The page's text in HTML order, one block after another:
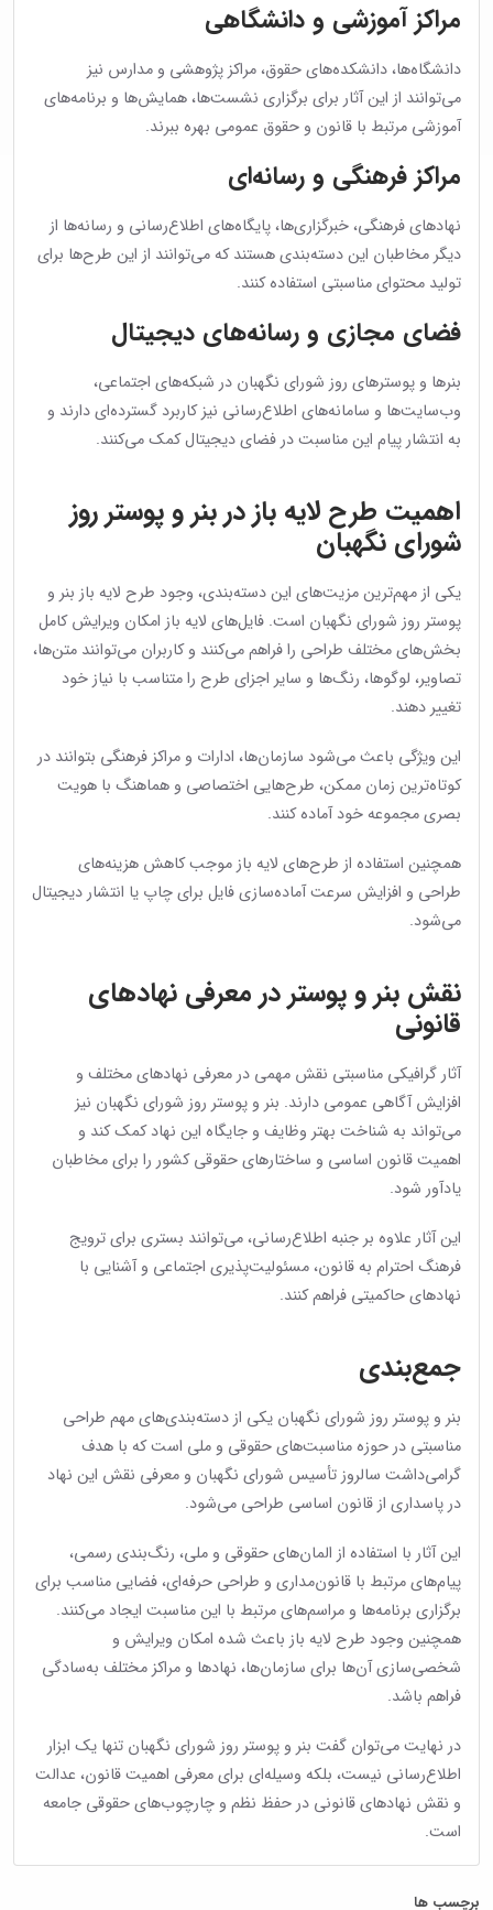
مراکز آموزشی و دانشگاهی
دانشگاه‌ها، دانشکده‌های حقوق، مراکز پژوهشی و مدارس نیز
می‌توانند از این آثار برای برگزاری نشست‌ها، همایش‌ها و برنامه‌های
آموزشی مرتبط با قانون و حقوق عمومی بهره ببرند.
مراکز فرهنگی و رسانه‌ای
نهادهای فرهنگی، خبرگزاری‌ها، پایگاه‌های اطلاع‌رسانی و رسانه‌ها از
دیگر مخاطبان این دسته‌بندی هستند که می‌توانند از این طرح‌ها برای
تولید محتوای مناسبتی استفاده کنند.
فضای مجازی و رسانه‌های دیجیتال
بنرها و پوسترهای روز شورای نگهبان در شبکه‌های اجتماعی،
وب‌سایت‌ها و سامانه‌های اطلاع‌رسانی نیز کاربرد گسترده‌ای دارند و
به انتشار پیام این مناسبت در فضای دیجیتال کمک می‌کنند.
اهمیت طرح لایه باز در بنر و پوستر روز
شورای نگهبان
یکی از مهم‌ترین مزیت‌های این دسته‌بندی، وجود طرح لایه باز بنر و
پوستر روز شورای نگهبان است. فایل‌های لایه باز امکان ویرایش کامل
بخش‌های مختلف طراحی را فراهم می‌کنند و کاربران می‌توانند متن‌ها،
تصاویر، لوگوها، رنگ‌ها و سایر اجزای طرح را متناسب با نیاز خود
تغییر دهند.
این ویژگی باعث می‌شود سازمان‌ها، ادارات و مراکز فرهنگی بتوانند در
کوتاه‌ترین زمان ممکن، طرح‌هایی اختصاصی و هماهنگ با هویت
بصری مجموعه خود آماده کنند.
همچنین استفاده از طرح‌های لایه باز موجب کاهش هزینه‌های
طراحی و افزایش سرعت آماده‌سازی فایل برای چاپ یا انتشار دیجیتال
می‌شود.
نقش بنر و پوستر در معرفی نهادهای
قانونی
آثار گرافیکی مناسبتی نقش مهمی در معرفی نهادهای مختلف و
افزایش آگاهی عمومی دارند. بنر و پوستر روز شورای نگهبان نیز
می‌تواند به شناخت بهتر وظایف و جایگاه این نهاد کمک کند و
اهمیت قانون اساسی و ساختارهای حقوقی کشور را برای مخاطبان
یادآور شود.
این آثار علاوه بر جنبه اطلاع‌رسانی، می‌توانند بستری برای ترویج
فرهنگ احترام به قانون، مسئولیت‌پذیری اجتماعی و آشنایی با
نهادهای حاکمیتی فراهم کنند.
جمع‌بندی
بنر و پوستر روز شورای نگهبان یکی از دسته‌بندی‌های مهم طراحی
مناسبتی در حوزه مناسبت‌های حقوقی و ملی است که با هدف
گرامی‌داشت سالروز تأسیس شورای نگهبان و معرفی نقش این نهاد
در پاسداری از قانون اساسی طراحی می‌شود.
این آثار با استفاده از المان‌های حقوقی و ملی، رنگ‌بندی رسمی،
پیام‌های مرتبط با قانون‌مداری و طراحی حرفه‌ای، فضایی مناسب برای
برگزاری برنامه‌ها و مراسم‌های مرتبط با این مناسبت ایجاد می‌کنند.
همچنین وجود طرح لایه باز باعث شده امکان ویرایش و
شخصی‌سازی آن‌ها برای سازمان‌ها، نهادها و مراکز مختلف به‌سادگی
فراهم باشد.
در نهایت می‌توان گفت بنر و پوستر روز شورای نگهبان تنها یک ابزار
اطلاع‌رسانی نیست، بلکه وسیله‌ای برای معرفی اهمیت قانون، عدالت
و نقش نهادهای قانونی در حفظ نظم و چارچوب‌های حقوقی جامعه
است.
برچسب ها